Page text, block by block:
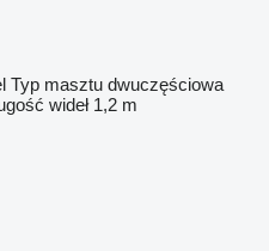
Typ masztu dwuczęściowa
wideł 1,2 m